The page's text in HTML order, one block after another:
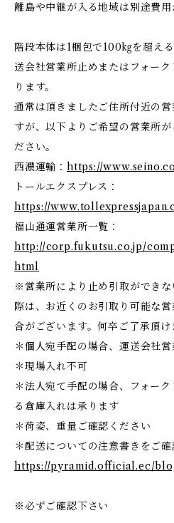
離島や中継が入る地域は別途費用
階段本体は1梱包で100㎏を超え
送会社営業所止めまたはフォー
ります。
通常は頂きましたご住所付近の
すが、以下よりご希望の営業所
ださい。
西濃運輸： https://
トールエクスプレス：
https://
福山通運営業所一覧：
http://corp.fukutsu.co.jp/
html
※営業所により止め引取ができ
際は、お近くのお引取り可能な
合がございます。何卒ご了承頂け
＊個人宛手配の場合、運送会社
＊現場入れ不可
＊法人宛て手配の場合、フォー
る倉庫入れは承ります
＊荷姿、重量ご確認ください
＊配送についての注意書きをご
https://pyramid.official.ec/
※必ずご確認下さい